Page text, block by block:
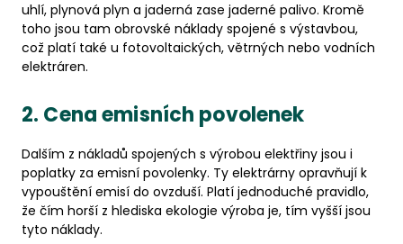
uhlí, plynová plyn a jaderná zase jaderné palivo. Kromě
toho jsou tam obrovské náklady spojené s výstavbou,
což platí také u fotovoltaických, větrných nebo vodních
elektráren.
2. Cena emisních povolenek
Dalším z nákladů spojených s výrobou elektřiny jsou i
poplatky za emisní povolenky. Ty elektrárny opravňují k
vypouštění emisí do ovzduší. Platí jednoduché pravidlo,
že čím horší z hlediska ekologie výroba je, tím vyšší jsou
tyto náklady.